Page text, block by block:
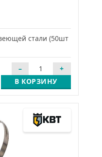
стали (50шт
В КОРЗИНУ